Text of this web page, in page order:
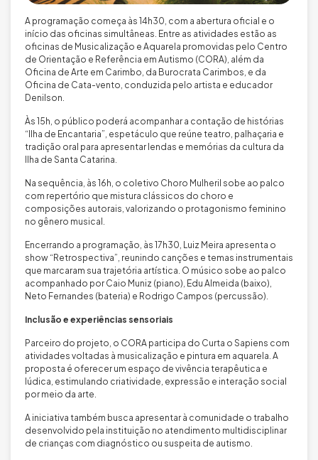
A programação começa às 14h30, com a abertura oficial e o
início das oficinas simultâneas. Entre as atividades estão as
oficinas de Musicalização e Aquarela promovidas pelo Centro
de Orientação e Referência em Autismo (CORA), além da
Oficina de Arte em Carimbo, da Burocrata Carimbos, e da
Oficina de Cata-vento, conduzida pelo artista e educador
Denilson.
Às 15h, o público poderá acompanhar a contação de histórias
“Ilha de Encantaria”, espetáculo que reúne teatro, palhaçaria e
tradição oral para apresentar lendas e memórias da cultura da
Ilha de Santa Catarina.
Na sequência, às 16h, o coletivo Choro Mulheril sobe ao palco
com repertório que mistura clássicos do choro e
composições autorais, valorizando o protagonismo feminino
no gênero musical.
Encerrando a programação, às 17h30, Luiz Meira apresenta o
show “Retrospectiva”, reunindo canções e temas instrumentais
que marcaram sua trajetória artística. O músico sobe ao palco
acompanhado por Caio Muniz (piano), Edu Almeida (baixo),
Neto Fernandes (bateria) e Rodrigo Campos (percussão).
Inclusão e experiências sensoriais
Parceiro do projeto, o CORA participa do Curta o Sapiens com
atividades voltadas à musicalização e pintura em aquarela. A
proposta é oferecer um espaço de vivência terapêutica e
lúdica, estimulando criatividade, expressão e interação social
por meio da arte.
A iniciativa também busca apresentar à comunidade o trabalho
desenvolvido pela instituição no atendimento multidisciplinar
de crianças com diagnóstico ou suspeita de autismo.